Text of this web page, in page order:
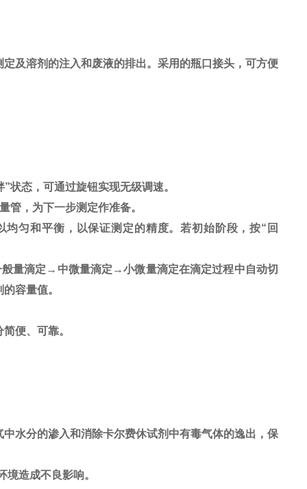
及溶剂的注入和废液的排出。采用的瓶口接头，可方便
状态，可通过旋钮实现无级调速。
管，为下一步测定作准备。
匀和平衡，以保证测定的精度。若初始阶段，按“回
量滴定→中微量滴定→小微量滴定在滴定过程中自动切
容量值。
便、可靠。
水分的渗入和消除卡尔费休试剂中有毒气体的逸出，保
造成不良影响。